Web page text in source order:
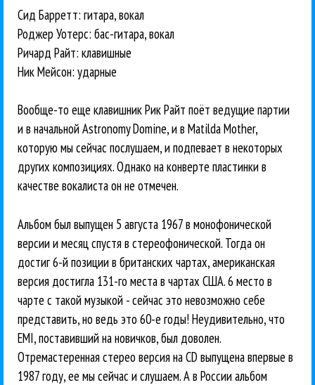
Сид Барретт: гитара, вокал
Роджер Уотерс: бас-гитара, вокал
Ричард Райт: клавишные
Ник Мейсон: ударные
Вообще-то еще клавишник Рик Райт поёт ведущие партии
и в начальной Astronomy Domine, и в Matilda Mother,
которую мы сейчас послушаем, и подпевает в некоторых
других композициях. Однако на конверте пластинки в
качестве вокалиста он не отмечен.
Альбом был выпущен 5 августа 1967 в монофонической
версии и месяц спустя в стереофонической. Тогда он
достиг 6-й позиции в британских чартах, американская
версия достигла 131-го места в чартах США. 6 место в
чарте с такой музыкой - сейчас это невозможно себе
представить, но ведь это 60-е годы! Неудивительно, что
EMI, поставивший на новичков, был доволен.
Отремастеренная стерео версия на CD выпущена впервые в
1987 году, ее мы сейчас и слушаем. А в России альбом